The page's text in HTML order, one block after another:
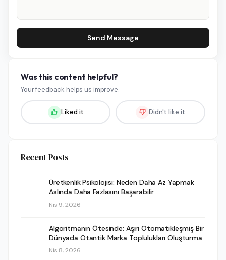
Send Message
Was this content helpful?
Your feedback helps us improve.
Liked it Didn't like it
Recent Posts
Üretkenlik Psikolojisi: Neden Daha Az Yapmak
Aslında Daha Fazlasını Başarabilir
Nis 9, 2026
Algoritmanın Ötesinde: Aşırı Otomatikleşmiş Bir
Dünyada Otantik Marka Toplulukları Oluşturma
Nis 8, 2026